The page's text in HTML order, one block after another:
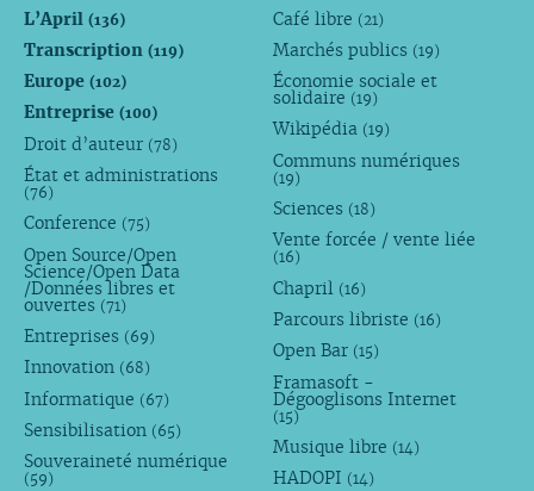
L’April (136)
Transcription (119)
Europe (102)
Entreprise (100)
Droit d’auteur (78)
État et administrations
(76)
Conference (75)
Open Source/Open
Science/Open Data
/Données libres et
ouvertes (71)
Entreprises (69)
Innovation (68)
Informatique (67)
Sensibilisation (65)
Souveraineté numérique
(59)
Café libre (21)
Marchés publics (19)
Économie sociale et
solidaire (19)
Wikipédia (19)
Communs numériques
(19)
Sciences (18)
Vente forcée / vente liée
(16)
Chapril (16)
Parcours libriste (16)
Open Bar (15)
Framasoft -
Dégooglisons Internet
(15)
Musique libre (14)
HADOPI (14)